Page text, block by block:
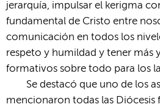
jerarquía, impulsar el kerigma
fundamental de Cristo entre
comunicación en todos los
respeto y humildad y tener más
formativos sobre todo para los
Se destacó que uno de los
mencionaron todas las Diócesis